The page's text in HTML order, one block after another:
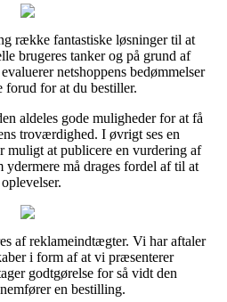
række fantastiske løsninger til at
brugeres tanker og på grund af
netshoppens bedømmelser
for at du bestiller.
aldeles gode muligheder for at få
troværdighed. I øvrigt ses en
muligt at publicere en vurdering af
ydermere må drages fordel af til at
af reklameindtægter. Vi har aftaler
i form af at vi præsenterer
godtgørelse for så vidt den
en bestilling.